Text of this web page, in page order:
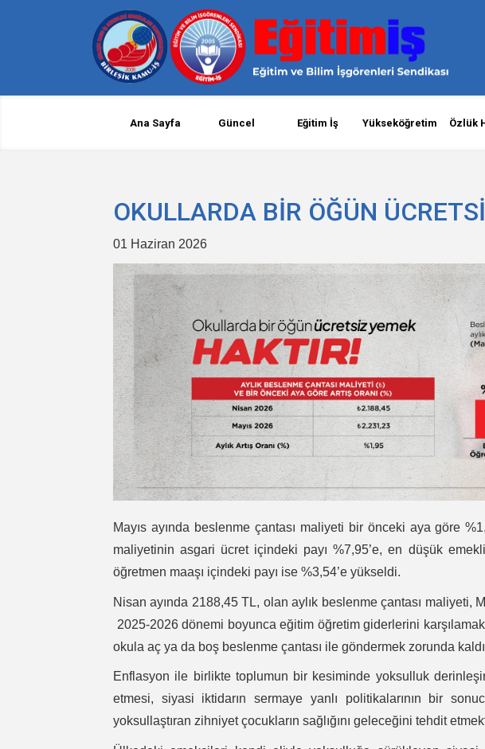
Ana Sayfa Güncel Eğitim İş Yükseköğretim Özlük
OKULLARDA BİR ÖĞÜN
01 Haziran 2026
Mayıs ayında beslenme çantası maliyeti bir önceki aya göre
maliyetinin asgari ücret içindeki payı %7,95’e, en düşük
öğretmen maaşı içindeki payı ise %3,54’e yükseldi.
Nisan ayında 2188,45 TL, olan aylık beslenme çantası maliyeti,
2025-2026 dönemi boyunca eğitim öğretim giderlerini
okula aç ya da boş beslenme çantası ile göndermek zorunda
Enflasyon ile birlikte toplumun bir kesiminde yoksulluk
etmesi, siyasi iktidarın sermaye yanlı politikalarının bir
yoksullaştıran zihniyet çocukların sağlığını geleceğini tehdit